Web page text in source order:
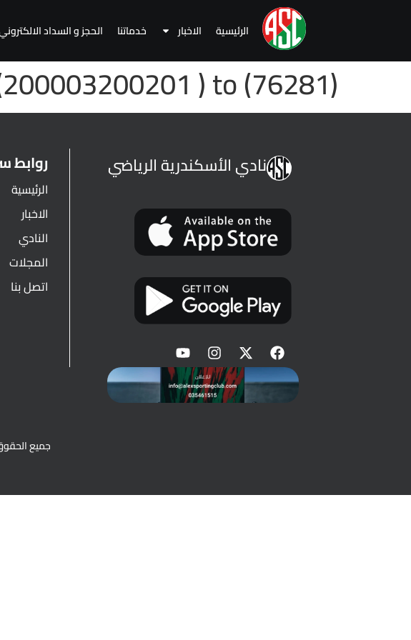
الرئيسية الاخبار خدماتنا الحجز و السداد
) to (76281)
نادي الأسكندرية الرياضي روابط
الرئيسية
الاخبار
النادي
المجلات
اتصل بنا
جميع